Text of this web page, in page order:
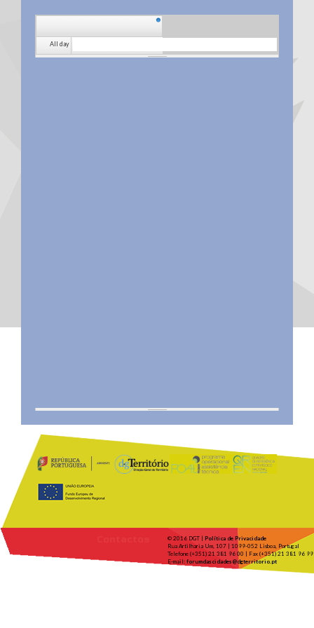
All day
© 2016 DGT | Política de Privacidade
Rua Artilharia Um, 107 | 1099-052 Lisboa, Portugal
Telefone (+351) 21 381 96 00 | Fax (+351) 21 381 96 99
E-mail: forumdascidades@dgterritorio.pt